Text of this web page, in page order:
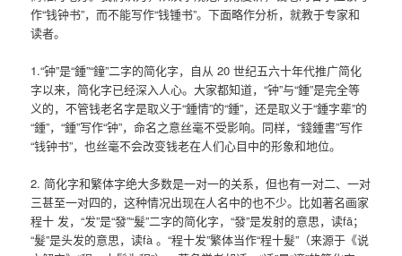
作“钱钟书”，而不能写作“钱锺书”。下面略作分析，就教于专家和
读者。
1.“钟”是“鍾”“鐘”二字的简化字，自从 20 世纪五六十年代推广简化
字以来，简化字已经深入人心。大家都知道，“钟”与“鍾”是完全等
义的，不管钱老名字是取义于“鍾情”的“鍾”，还是取义于“鍾字辈”的
“鍾”，“鍾”写作“钟”，命名之意丝毫不受影响。同样，“錢鍾書”写作
“钱钟书”，也丝毫不会改变钱老在人们心目中的形象和地位。
2. 简化字和繁体字绝大多数是一对一的关系，但也有一对二、一对
三甚至一对四的，这种情况出现在人名中的也不少。比如著名画家
程十 发，“发”是“發”“髮”二字的简化字，“發”是发射的意思，读fā；
“髮”是头发的意思，读fà 。“程十发”繁体当作“程十髮”（来源于《说